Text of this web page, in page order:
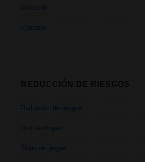
Dirección
Contacto
Reducción de riesgos
Uso de drogas
Tipos de drogas